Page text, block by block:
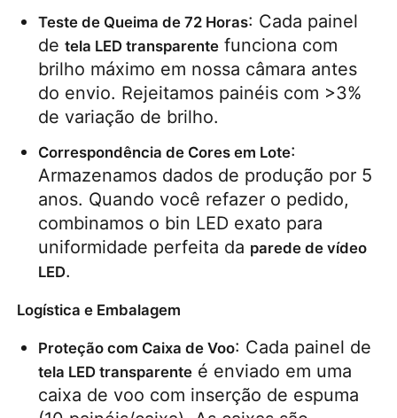
Teste de Queima de 72 Horas: Cada painel
de tela LED transparente funciona com
brilho máximo em nossa câmara antes
do envio. Rejeitamos painéis com >3%
de variação de brilho.
Correspondência de Cores em Lote:
Armazenamos dados de produção por 5
anos. Quando você refazer o pedido,
combinamos o bin LED exato para
uniformidade perfeita da parede de vídeo
LED.
Logística e Embalagem
Proteção com Caixa de Voo
tela LED transparente é enviado em uma
caixa de voo com inserção de espuma